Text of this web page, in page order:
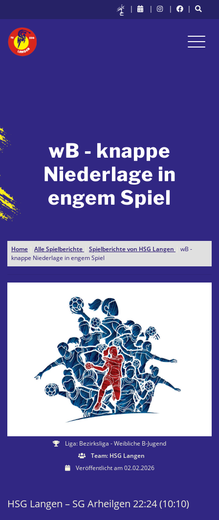
| | | |
wB - knappe
Niederlage in
engem Spiel
Home Alle Spielberichte Spielberichte von HSG Langen
wB -
knappe Niederlage in engem Spiel
Liga: Bezirksliga - Weibliche B-Jugend
Team: HSG Langen
Veröffentlicht am 02.02.2026
HSG Langen – SG Arheilgen 22:24 (10:10)